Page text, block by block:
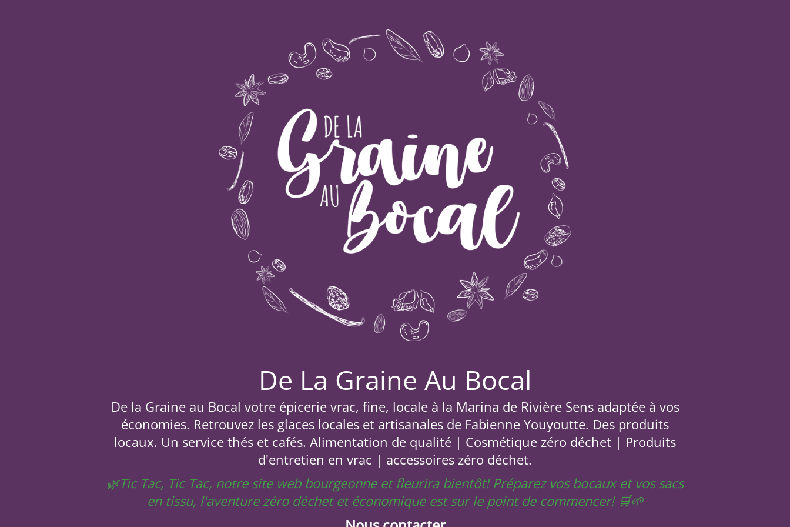
De La Graine Au Bocal
De la Graine au Bocal votre épicerie vrac, fine, locale à la Marina de Rivière Sens adaptée à vos
économies. Retrouvez les glaces locales et artisanales de Fabienne Youyoutte. Des produits
locaux. Un service thés et cafés. Alimentation de qualité | Cosmétique zéro déchet | Produits
d'entretien en vrac | accessoires zéro déchet.
🌿Tic Tac, Tic Tac, notre site web bourgeonne et fleurira bientôt! Préparez vos bocaux et vos sacs
en tissu, l'aventure zéro déchet et économique est sur le point de commencer! 🛒🌱